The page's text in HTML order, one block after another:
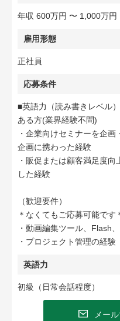
年収 600万円 〜 1,000万円
雇用形態
正社員
応募条件
■英語力（読み書きレベル
ある方(業界経験不問)
・企業向けセミナーを企
企画に携わった経験
・販促または顧客満足度
した経験
（歓迎要件）
＊なくてもご応募可能です
・動画編集ツール、Flash
・プロジェクト管理の経験
英語力
初級（日常会話程度）
メー